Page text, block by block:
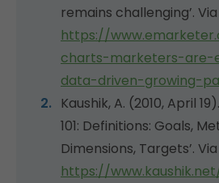
remains challenging’. Via
https://
charts-marketers-are-
data-driven-growing-
Kaushik, A. (2010, April
101: Definitions: Goals,
Dimensions, Targets’. Via
https://